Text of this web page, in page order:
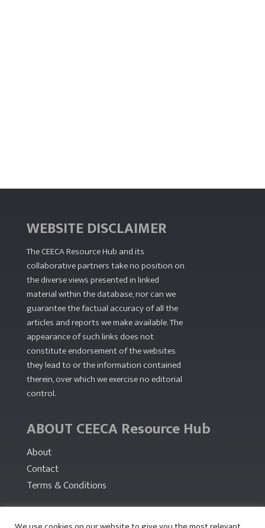
WEBSITE DISCLAIMER
The CEECA Resource Hub and its
collaborative partners take no position on
the diverse views presented in linked
material within the database, nor can we
guarantee the factual accuracy of all the
articles and reports we make available. The
appearance of such links does not
constitute endorsement of the websites
they lead to or the information contained
therein, over which we exercise no editorial
control.
ABOUT CEECA Resource Hub
About
Contact
Terms & Conditions
PARTNERS